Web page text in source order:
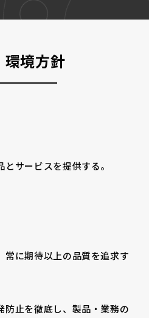
かける
環境方針
サービスを提供する。
常に期待以上の品質を追求す
防止を徹底し、製品・業務の